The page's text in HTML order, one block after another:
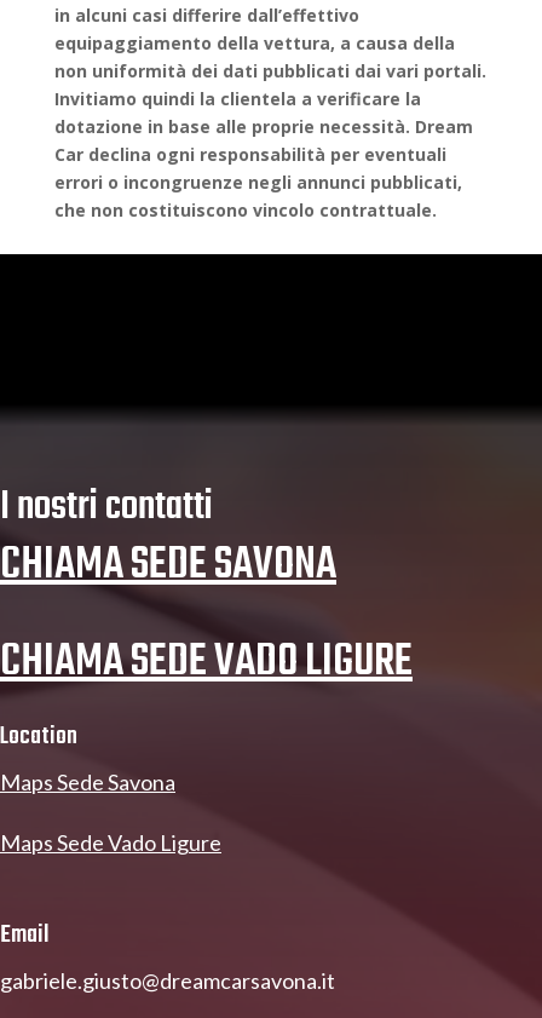
in alcuni casi differire dall’effettivo
equipaggiamento della vettura, a causa della
non uniformità dei dati pubblicati dai vari portali.
Invitiamo quindi la clientela a verificare la
dotazione in base alle proprie necessità. Dream
Car declina ogni responsabilità per eventuali
errori o incongruenze negli annunci pubblicati,
che non costituiscono vincolo contrattuale.
I nostri contatti
CHIAMA SEDE SAVONA
CHIAMA SEDE VADO LIGURE
Location
Maps Sede Savona
Maps Sede Vado Ligure
Email
gabriele.giusto@dreamcarsavona.it